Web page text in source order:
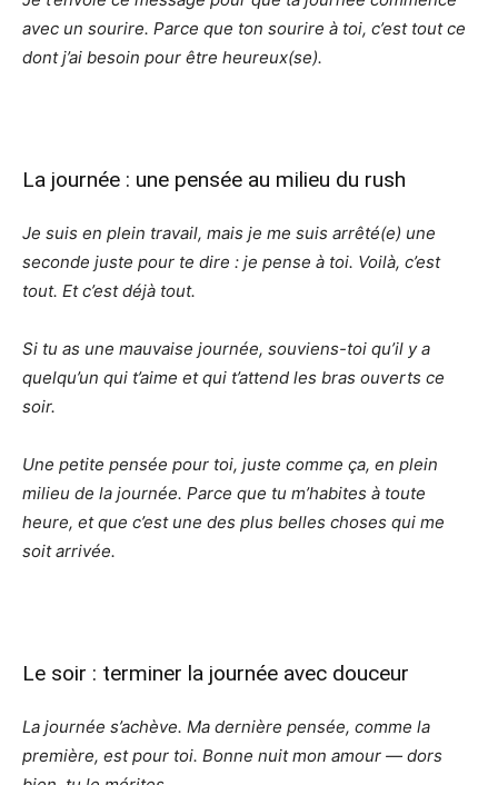
avec un sourire. Parce que ton sourire à toi, c’est tout ce
dont j’ai besoin pour être heureux(se).
La journée : une pensée au milieu du rush
Je suis en plein travail, mais je me suis arrêté(e) une
seconde juste pour te dire : je pense à toi. Voilà, c’est
tout. Et c’est déjà tout.
Si tu as une mauvaise journée, souviens-toi qu’il y a
quelqu’un qui t’aime et qui t’attend les bras ouverts ce
soir.
Une petite pensée pour toi, juste comme ça, en plein
milieu de la journée. Parce que tu m’habites à toute
heure, et que c’est une des plus belles choses qui me
soit arrivée.
Le soir : terminer la journée avec douceur
La journée s’achève. Ma dernière pensée, comme la
première, est pour toi. Bonne nuit mon amour — dors